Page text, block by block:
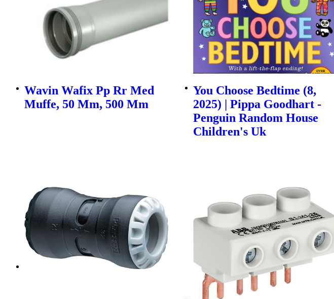
Wavin Wafix Pp Rr Med
Muffe, 50 Mm, 500 Mm
You Choose Bedtime (8,
2025) | Pippa Goodhart -
Penguin Random House
Children's Uk